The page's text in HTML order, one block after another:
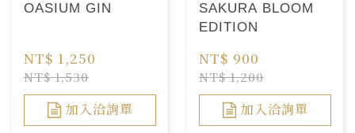
OASIUM GIN
NT$ 1,250
NT$ 1,530
加入洽詢單
SAKURA BLOOM
EDITION
NT$ 900
NT$ 1,200
加入洽詢單